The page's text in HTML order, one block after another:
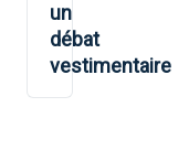
un
débat
vestimentaire